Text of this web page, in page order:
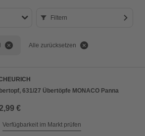
Filtern
Alle zurücksetzen
631/27 Übertöpfe MONACO Panna
€
Verfügbarkeit im Markt prüfen